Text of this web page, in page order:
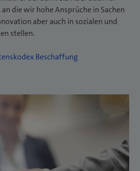
die wir hohe Ansprüche in Sachen
aber auch in sozialen und
stellen.
Beschaffung